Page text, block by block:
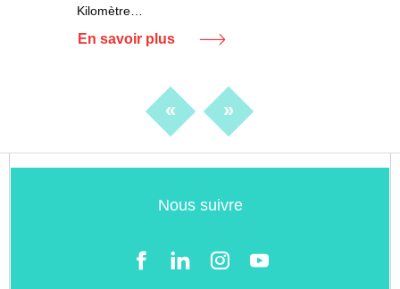
Kilomètre…
En savoir plus
« »
Nous suivre